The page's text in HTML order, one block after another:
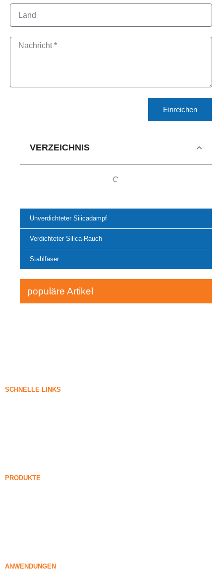
Einreichen
VERZEICHNIS
Unverdichteter Silicadampf
Verdichteter Silica-Rauch
Stahlfaser
populäre Artikel
SCHNELLE LINKS
PRODUKTE
ANWENDUNGEN